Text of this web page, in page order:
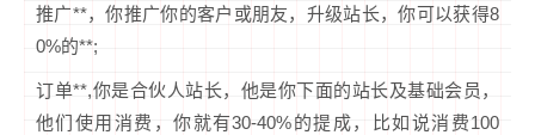
推广**，你推广你的客户或朋友，升级站长，你可以获得8
0%的**;
订单**,你是合伙人站长，他是你下面的站长及基础会员，
他们使用消费，你就有30-40%的提成，比如说消费100